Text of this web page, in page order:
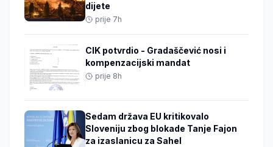
dijete
prije 7h
CIK potvrdio - Gradaščević nosi i
kompenzacijski mandat
prije 8h
Sedam država EU kritikovalo
Sloveniju zbog blokade Tanje Fajon
za izaslanicu za Sahel